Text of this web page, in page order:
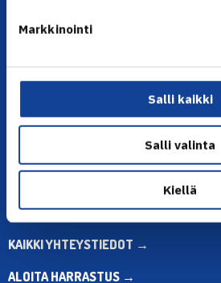
Markkinointi
Salli kaikki
Salli valinta
Kiellä
YHTEYSTIEDOT
Olympiastadion, Paavo Nurmen tie
ma-pe klo 10.00-12.00
Muina aikoina olkaa yhteydessä
sähköpostitse: toimisto@tennis.fi
KAIKKI YHTEYSTIEDOT →
ALOITA HARRASTUS →